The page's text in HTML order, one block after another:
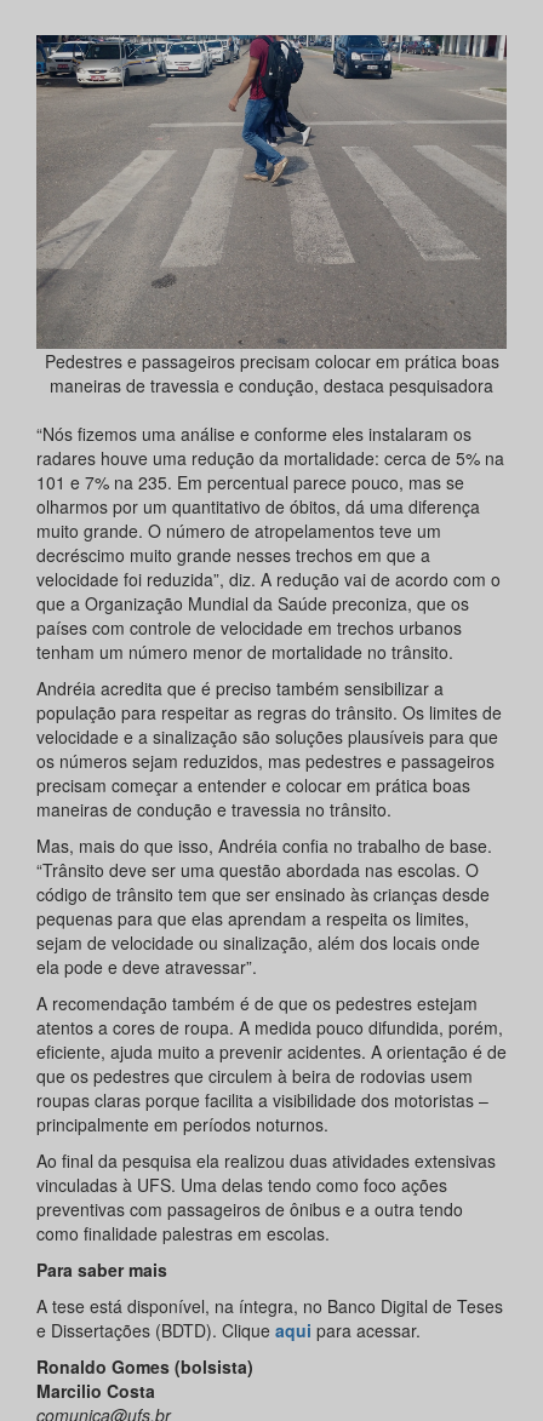
Pedestres e passageiros precisam colocar em prática boas
maneiras de travessia e condução, destaca pesquisadora
“Nós fizemos uma análise e conforme eles instalaram os
radares houve uma redução da mortalidade: cerca de 5% na
101 e 7% na 235. Em percentual parece pouco, mas se
olharmos por um quantitativo de óbitos, dá uma diferença
muito grande. O número de atropelamentos teve um
decréscimo muito grande nesses trechos em que a
velocidade foi reduzida”, diz. A redução vai de acordo com o
que a Organização Mundial da Saúde preconiza, que os
países com controle de velocidade em trechos urbanos
tenham um número menor de mortalidade no trânsito.
Andréia acredita que é preciso também sensibilizar a
população para respeitar as regras do trânsito. Os limites de
velocidade e a sinalização são soluções plausíveis para que
os números sejam reduzidos, mas pedestres e passageiros
precisam começar a entender e colocar em prática boas
maneiras de condução e travessia no trânsito.
Mas, mais do que isso, Andréia confia no trabalho de base.
“Trânsito deve ser uma questão abordada nas escolas. O
código de trânsito tem que ser ensinado às crianças desde
pequenas para que elas aprendam a respeita os limites,
sejam de velocidade ou sinalização, além dos locais onde
ela pode e deve atravessar”.
A recomendação também é de que os pedestres estejam
atentos a cores de roupa. A medida pouco difundida, porém,
eficiente, ajuda muito a prevenir acidentes. A orientação é de
que os pedestres que circulem à beira de rodovias usem
roupas claras porque facilita a visibilidade dos motoristas –
principalmente em períodos noturnos.
Ao final da pesquisa ela realizou duas atividades extensivas
vinculadas à UFS. Uma delas tendo como foco ações
preventivas com passageiros de ônibus e a outra tendo
como finalidade palestras em escolas.
Para saber mais
A tese está disponível, na íntegra, no Banco Digital de Teses
e Dissertações (BDTD). Clique aqui para acessar.
Ronaldo Gomes (bolsista)
Marcilio Costa
comunica@ufs.br